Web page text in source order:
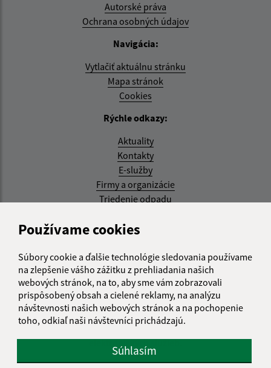
Používame cookies
Súbory cookie a ďalšie technológie sledovania používame
na zlepšenie vášho zážitku z prehliadania našich
webových stránok, na to, aby sme vám zobrazovali
prispôsobený obsah a cielené reklamy, na analýzu
návštevnosti našich webových stránok a na pochopenie
toho, odkiaľ naši návštevníci prichádzajú.
Súhlasím
Autorské práva
Ochrana osobných údajov
Navigácia:
Vytlačiť aktuálnu stránku
Mapa stránok
Cookies
Rýchle odkazy:
Aktuality
Kontakty
E-služby
Firmy a organizácie
Triedenie odpadu
Aktualizované:
RSS
Správca obsahu:
Správca obsahu je Obec Kysak.
Vytvorené v súlade s
Jednotným dizajn manuálom
elektronických služieb.